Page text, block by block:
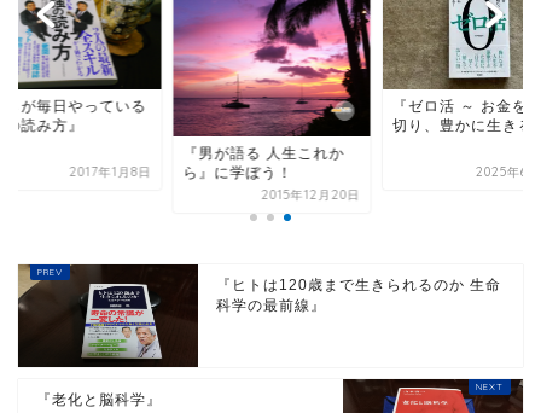
らが毎日やっている
読み方』
2017年1月8日
『男が語る 人生これか
ら』に学ぼう！
2015年12月20日
『ゼロ活 ～ お金を
切り、豊かに生きる
2025年6
『ヒトは120歳まで生きられるのか 生命
科学の最前線』
『老化と脳科学』